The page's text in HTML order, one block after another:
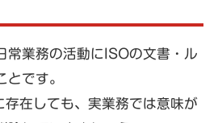
常業務の活動にISOの文書・ル
とです。
在しても、実業務では意味が